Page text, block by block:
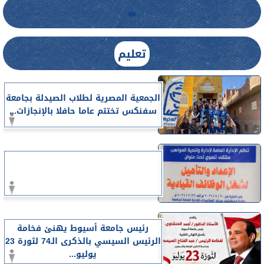
تعليم
الجمعية المصرية لطلاب الصيدلة بجامعة
سفنكس تختتم عاما حافلا بالإنجازات...
رئيس جامعة أسيوط يهنئ فخامة
الرئيس السيسي بالذكرى الـ74 لثورة 23
يوليو...